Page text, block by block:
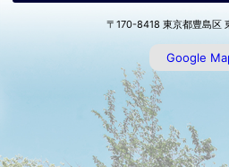
〒170-8418 東京都豊島区
Google